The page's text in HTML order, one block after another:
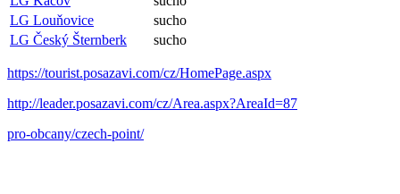
LG Louňovice
sucho
LG Český Šternberk
sucho
https://tourist.posazavi.com/cz/HomePage.aspx
http://leader.posazavi.com/cz/Area.aspx?AreaId=87
pro-obcany/czech-point/